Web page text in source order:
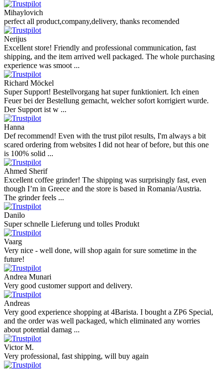
Mihaylovich
perfect all product,company,delivery, thanks recomended
Nerijus
Excellent store! Friendly and professional communication, fast
shipping, and the item arrived well packaged. The whole purchasing
experience was smoot ...
Richard Möckel
Super Support! Bestellvorgang hat super funktioniert. Ich einen
Feuer bei der Bestellung gemacht, welcher sofort korrigiert wurde.
Der Support ist w ...
Hanna
Def recommend! Even with the trust pilot results, I'm always a bit
scared ordering from websites I did not hear of before, but this one
is 100% solid ...
Ahmed Sherif
Excellent coffee grinder! The shipping was surprisingly fast, even
though I’m in Greece and the store is based in Romania/Austria.
The grinder feels ...
Danilo
Super schnelle Lieferung und tolles Produkt
Vaarg
Very nice - well done, will shop again for sure sometime in the
future!
Andrea Munari
Very good customer support and delivery.
Andreas
Very good experience shopping at 4Barista. I bought a ZP6 Special,
and the order was well packaged, which eliminated any worries
about potential damag ...
Victor M.
Very professional, fast shipping, will buy again